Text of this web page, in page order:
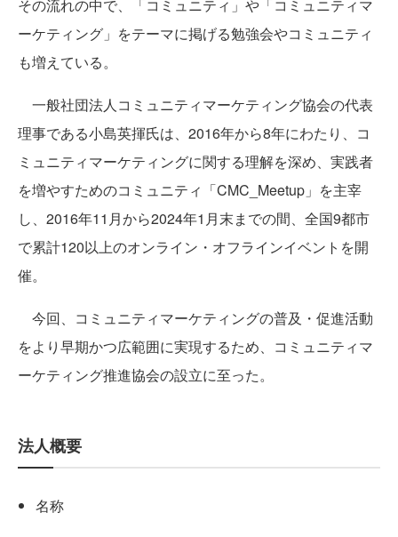
その流れの中で、「コミュニティ」や「コミュニティマ
ーケティング」をテーマに掲げる勉強会やコミュニティ
も増えている。
一般社団法人コミュニティマーケティング協会の代表
理事である小島英揮氏は、2016年から8年にわたり、コ
ミュニティマーケティングに関する理解を深め、実践者
を増やすためのコミュニティ「CMC_Meetup」を主宰
し、2016年11月から2024年1月末までの間、全国9都市
で累計120以上のオンライン・オフラインイベントを開
催。
今回、コミュニティマーケティングの普及・促進活動
をより早期かつ広範囲に実現するため、コミュニティマ
ーケティング推進協会の設立に至った。
法人概要
名称